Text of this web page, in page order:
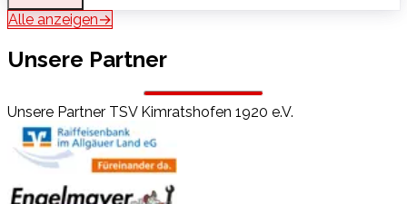
Alle anzeigen→
Unsere Partner
Unsere Partner TSV Kimratshofen 1920 e.V.